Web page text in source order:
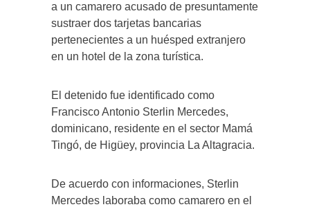
a un camarero acusado de presuntamente
sustraer dos tarjetas bancarias
pertenecientes a un huésped extranjero
en un hotel de la zona turística.
El detenido fue identificado como
Francisco Antonio Sterlin Mercedes,
dominicano, residente en el sector Mamá
Tingó, de Higüey, provincia La Altagracia.
De acuerdo con informaciones, Sterlin
Mercedes laboraba como camarero en el